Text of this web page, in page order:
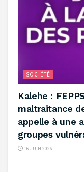
SOCIÉTÉ
‎Kalehe :
maltraitance
appelle à une
groupes
16 JUIN 2026